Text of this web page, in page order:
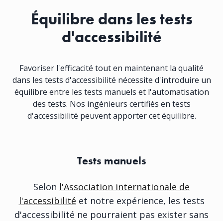
Équilibre dans les tests
d'accessibilité
Favoriser l'efficacité tout en maintenant la qualité
dans les tests d'accessibilité nécessite d'introduire un
équilibre entre les tests manuels et l'automatisation
des tests. Nos ingénieurs certifiés en tests
d'accessibilité peuvent apporter cet équilibre.
Tests manuels
Selon l'Association internationale de
l'accessibilité et notre expérience, les tests
d'accessibilité ne pourraient pas exister sans